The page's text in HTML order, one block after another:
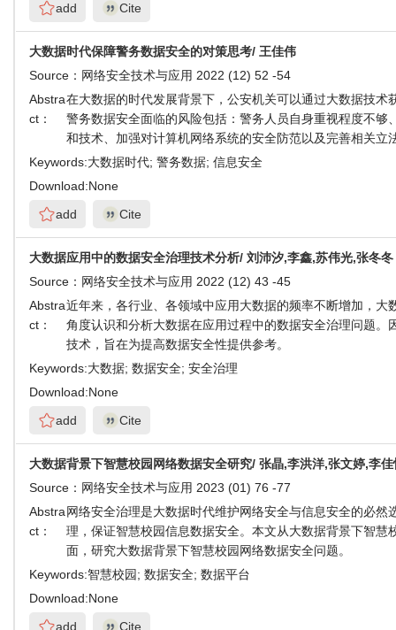
add
Cite
大数据时代保障警务数据安全的对策思考/ 王佳伟
Source： 网络安全技术与应用 2022 (12) 52 -54
Abstra
ct：
在大数据的时代发展背景下，公安机关可以通过大数据技
警务数据安全面临的风险包括：警务人员自身重视程度不
和技术、加强对计算机网络系统的安全防范以及完善相关
Keywords:大数据时代; 警务数据; 信息安全
Download:None
add
Cite
大数据应用中的数据安全治理技术分析/ 刘沛汐,李鑫,苏伟光,张冬冬
Source： 网络安全技术与应用 2022 (12) 43 -45
Abstra
ct：
近年来，各行业、各领域中应用大数据的频率不断增加，
角度认识和分析大数据在应用过程中的数据安全治理问题
技术，旨在为提高数据安全性提供参考。
Keywords:大数据; 数据安全; 安全治理
Download:None
add
Cite
大数据背景下智慧校园网络数据安全研究/ 张晶,李洪洋,张文婷,李佳
Source： 网络安全技术与应用 2023 (01) 76 -77
Abstra
ct：
网络安全治理是大数据时代维护网络安全与信息安全的必
理，保证智慧校园信息数据安全。本文从大数据背景下智
面，研究大数据背景下智慧校园网络数据安全问题。
Keywords:智慧校园; 数据安全; 数据平台
Download:None
add
Cite